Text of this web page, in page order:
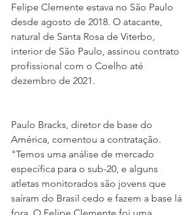
Felipe Clemente estava no São Paulo
desde agosto de 2018. O atacante,
natural de Santa Rosa de Viterbo,
interior de São Paulo, assinou contrato
profissional com o Coelho até
dezembro de 2021.
Paulo Bracks, diretor de base do
América, comentou a contratação.
"Temos uma análise de mercado
específica para o sub-20, e alguns
atletas monitorados são jovens que
saíram do Brasil cedo e fazem a base lá
fora. O Felipe Clemente foi uma